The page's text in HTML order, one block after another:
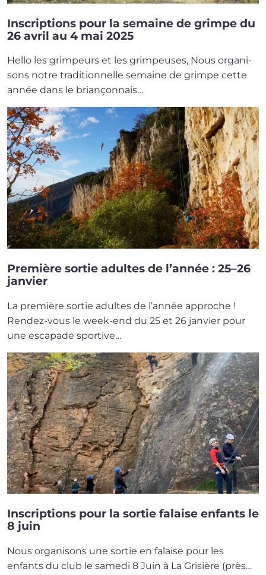
Inscriptions pour la semaine de grimpe du
26 avril au 4 mai 2025
Hello les grim­peurs et les grimpeuses, Nous orga­ni­
sons notre tra­di­tion­nelle semaine de grimpe cette
année dans le brian­çon­nais…
Première sortie adultes de l’année : 25–26
janvier
La pre­mière sor­tie adultes de l’année approche !
Rendez-vous le week-end du 25 et 26 jan­vier pour
une esca­pade spor­tive…
Inscriptions pour la sortie falaise enfants le
8 juin
Nous orga­ni­sons une sor­tie en falaise pour les
enfants du club le same­di 8 Juin à La Grisière (près…